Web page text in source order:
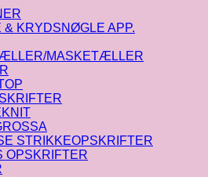
& KRYDSNØGLE APP.
MASKETÆLLER
STRIKKEOPSKRIFTER
OPSKRIFTER